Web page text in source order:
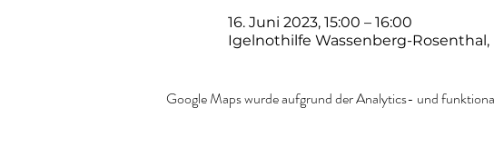
16. Juni 2023, 15:00 – 16:00
Igelnothilfe Wassenberg-Rosenthal,
Google Maps wurde aufgrund der Analytics- und